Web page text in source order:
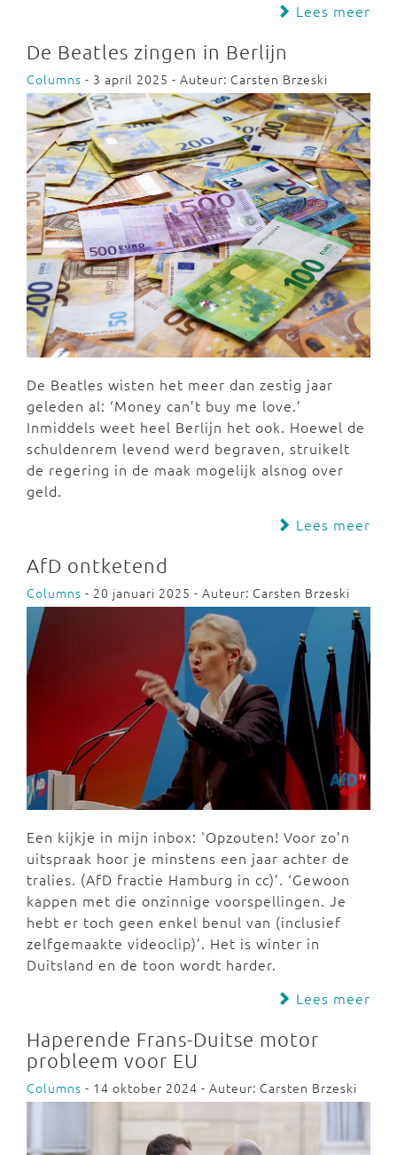
Lees meer
De Beatles zingen in Berlijn
Columns - 3 april 2025 - Auteur: Carsten Brzeski
De Beatles wisten het meer dan zestig jaar
geleden al: ‘Money can’t buy me love.’
Inmiddels weet heel Berlijn het ook. Hoewel de
schuldenrem levend werd begraven, struikelt
de regering in de maak mogelijk alsnog over
geld.
Lees meer
AfD ontketend
Columns - 20 januari 2025 - Auteur: Carsten Brzeski
Een kijkje in mijn inbox: 'Opzouten! Voor zo’n
uitspraak hoor je minstens een jaar achter de
tralies. (AfD fractie Hamburg in cc)’. ‘Gewoon
kappen met die onzinnige voorspellingen. Je
hebt er toch geen enkel benul van (inclusief
zelfgemaakte videoclip)’. Het is winter in
Duitsland en de toon wordt harder.
Lees meer
Haperende Frans-Duitse motor
probleem voor EU
Columns - 14 oktober 2024 - Auteur: Carsten Brzeski